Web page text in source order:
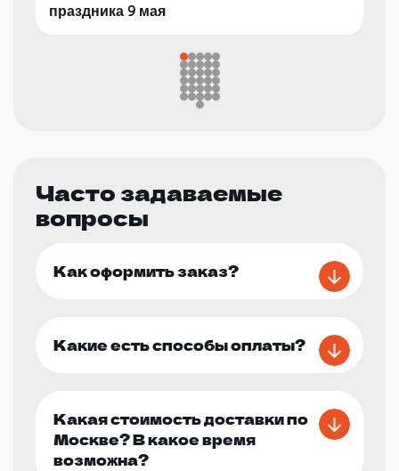
праздника 9 мая
Часто задаваемые
вопросы
Как оформить заказ?
Какие есть способы оплаты?
Какая стоимость доставки по
Москве? В какое время
возможна?